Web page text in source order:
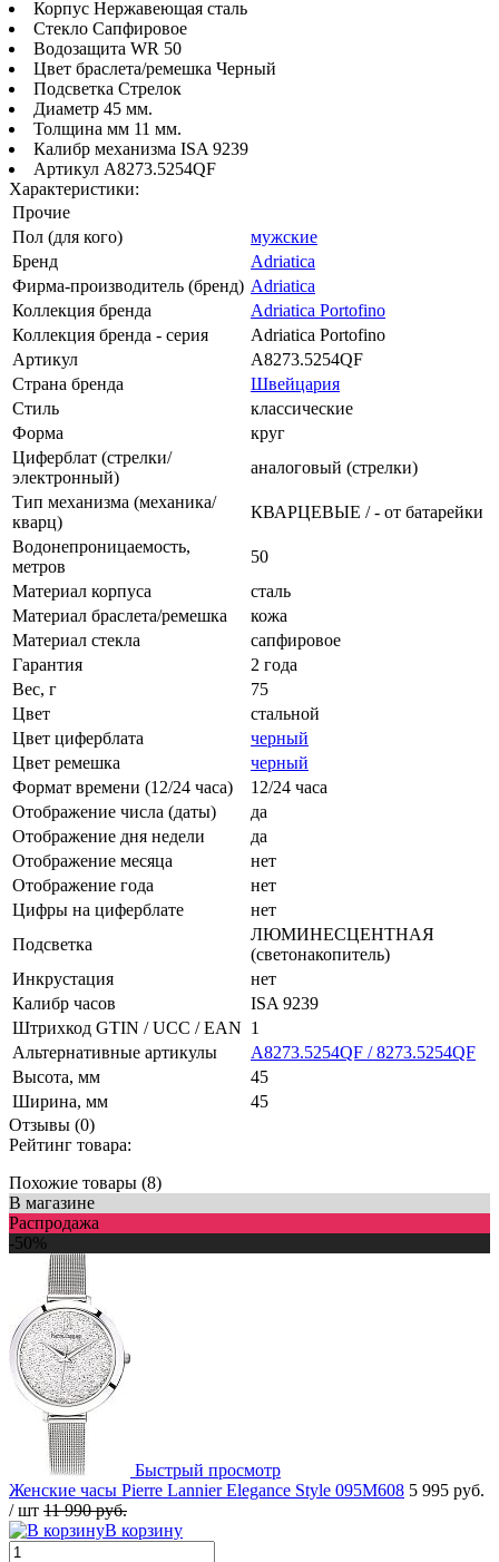
Корпус Нержавеющая сталь
Стекло Сапфировое
Водозащита WR 50
Цвет браслета/ремешка Черный
Подсветка Стрелок
Диаметр 45 мм.
Толщина мм 11 мм.
Калибр механизма ISA 9239
Артикул A8273.5254QF
Характеристики:
Прочие
Пол (для кого)
мужские
Бренд
Adriatica
Фирма-производитель (бренд) Adriatica
Коллекция бренда
Adriatica Portofino
Коллекция бренда - серия
Adriatica Portofino
Артикул
A8273.5254QF
Страна бренда
Швейцария
Стиль
классические
Форма
круг
Циферблат (стрелки/
электронный)
аналоговый (стрелки)
Тип механизма (механика/
кварц)
КВАРЦЕВЫЕ / - от батарейки
Водонепроницаемость,
метров
50
Материал корпуса
сталь
Материал браслета/ремешка
кожа
Материал стекла
сапфировое
Гарантия
2 года
Вес, г
75
Цвет
стальной
Цвет циферблата
черный
Цвет ремешка
черный
Формат времени (12/24 часа)
12/24 часа
Отображение числа (даты)
да
Отображение дня недели
да
Отображение месяца
нет
Отображение года
нет
Цифры на циферблате
нет
Подсветка
ЛЮМИНЕСЦЕНТНАЯ
(светонакопитель)
Инкрустация
нет
Калибр часов
ISA 9239
Штрихкод GTIN / UCC / EAN 1
Альтернативные артикулы
A8273.5254QF / 8273.5254QF
Высота, мм
45
Ширина, мм
45
Отзывы (0)
Рейтинг товара:
Похожие товары (8)
В магазине
Распродажа
-50%
Быстрый просмотр
Женские часы Pierre Lannier Elegance Style 095M608 5 995 руб.
/ шт 11 990 руб.
В корзину